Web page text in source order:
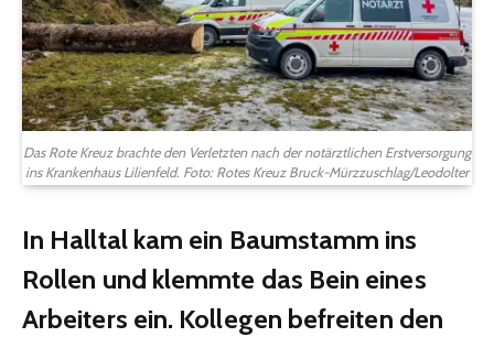
Das Rote Kreuz brachte den Verletzten nach der notärztlichen Erstversorgung
ins Krankenhaus Lilienfeld. Foto: Rotes Kreuz Bruck-Mürzzuschlag/Leodolter
In Halltal kam ein Baumstamm ins
Rollen und klemmte das Bein eines
Arbeiters ein. Kollegen befreiten den